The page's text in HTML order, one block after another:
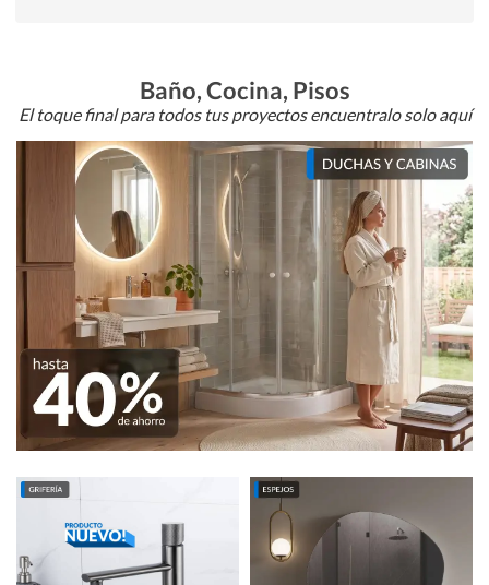
Baño, Cocina, Pisos
El toque final para todos tus proyectos encuentralo solo aquí